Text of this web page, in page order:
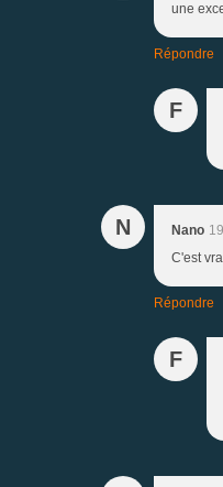
une
Répondre
F
N Nano
C'est
Répondre
F